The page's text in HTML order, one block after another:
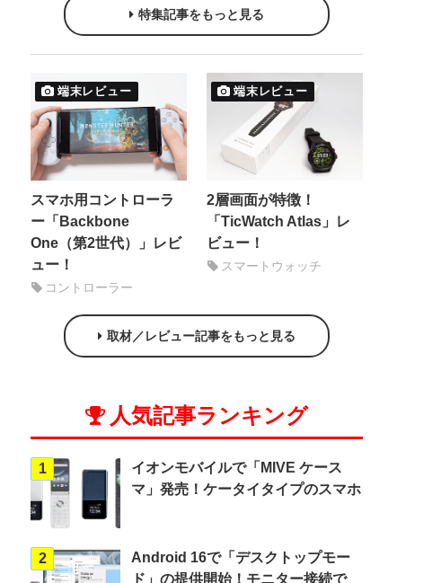
特集記事をもっと見る
端末レビュー
スマホ用コントローラ
ー「Backbone
One（第2世代）」レビ
ュー！
コントローラー
端末レビュー
2層画面が特徴！
「TicWatch Atlas」レ
ビュー！
スマートウォッチ
取材／レビュー記事をもっと見る
人気記事ランキング
1
イオンモバイルで「MIVE ケース
マ」発売！ケータイタイプのスマホ
2
Android 16で「デスクトップモー
ド」の提供開始！モニター接続で